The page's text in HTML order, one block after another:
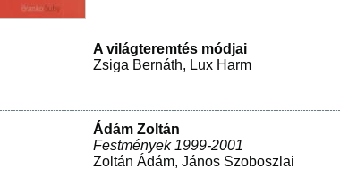
A világteremtés módjai
Zsiga Bernáth, Lux Harm
Ádám Zoltán
Festmények 1999-2001
Zoltán Ádám, János Szoboszlai